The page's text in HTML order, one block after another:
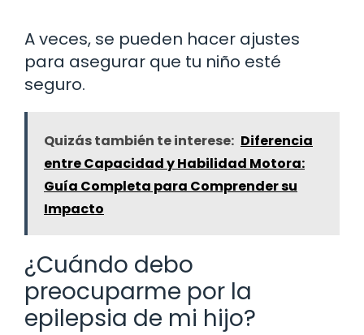
A veces, se pueden hacer ajustes
para asegurar que tu niño esté
seguro.
Quizás también te interese: Diferencia
entre Capacidad y Habilidad Motora:
Guía Completa para Comprender su
Impacto
¿Cuándo debo
preocuparme por la
epilepsia de mi hijo?